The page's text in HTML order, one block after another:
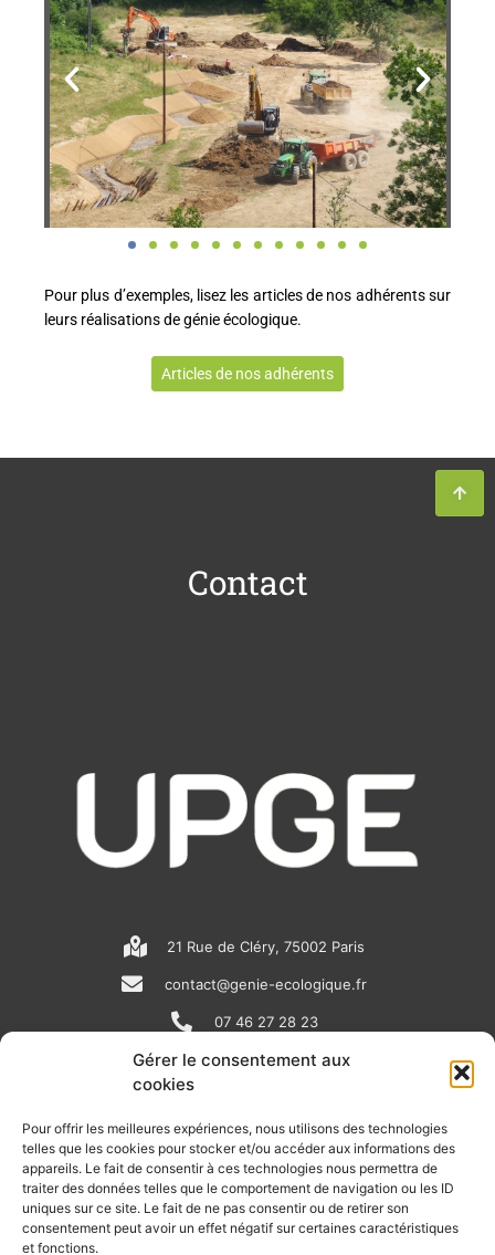
Gérer le consentement aux
cookies
Pour offrir les meilleures expériences, nous utilisons des technologies
telles que les cookies pour stocker et/ou accéder aux informations des
appareils. Le fait de consentir à ces technologies nous permettra de
traiter des données telles que le comportement de navigation ou les ID
uniques sur ce site. Le fait de ne pas consentir ou de retirer son
consentement peut avoir un effet négatif sur certaines caractéristiques
et fonctions.
Pour plus d’exemples, lisez les articles de nos adhérents sur
leurs réalisations de génie écologique.
Articles de nos adhérents
Contact
21 Rue de Cléry, 75002 Paris
contact@genie-ecologique.fr
07 46 27 28 23
N
e
w
s
p
i
n
k
e
o
u
t
u
RECEVOIR L'ACTU DE LA FILIÈRE
Retrouvez tous les mois les articles terrain de nos adhérents, les
rendez-vous importants de la filière, nos offres de stages et